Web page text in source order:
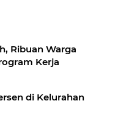
Ribuan Warga
Kerja
di Kelurahan